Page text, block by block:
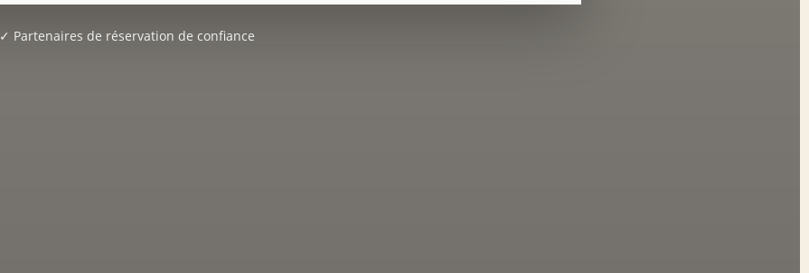
✓ Partenaires de réservation de confiance